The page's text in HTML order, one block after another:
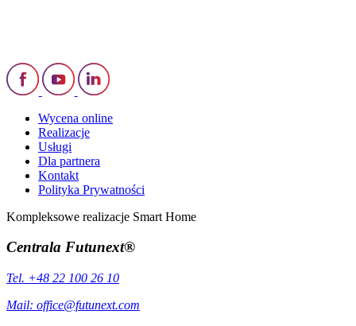
Wycena online
Realizacje
Usługi
Dla partnera
Kontakt
Polityka Prywatności
Kompleksowe realizacje Smart Home
Centrala Futunext®
Tel. +48 22 100 26 10
Mail: office@futunext.com